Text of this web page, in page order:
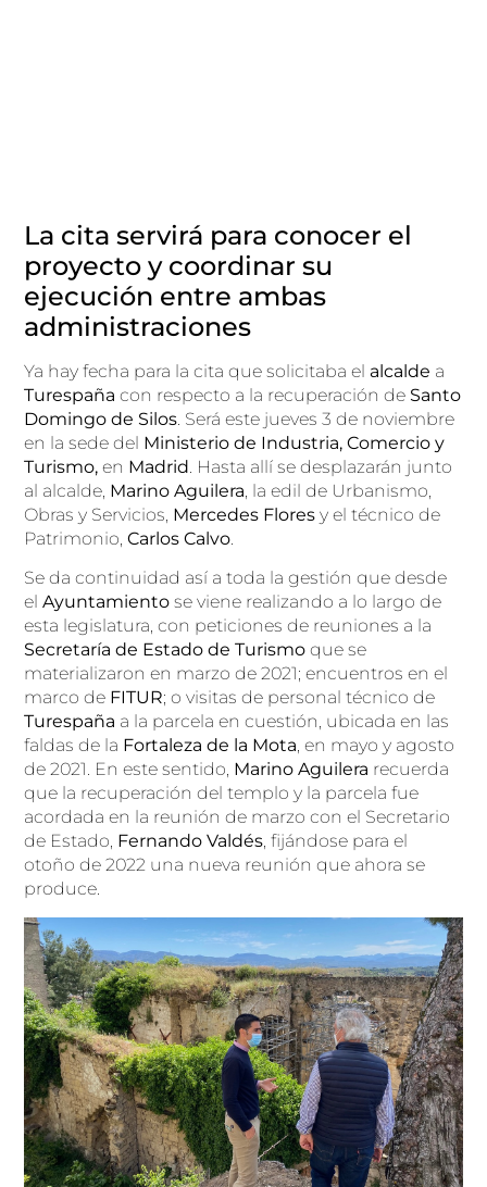
La cita servirá para conocer el
proyecto y coordinar su
ejecución entre ambas
administraciones
Ya hay fecha para la cita que solicitaba el alcalde a
Turespaña con respecto a la recuperación de Santo
Domingo de Silos. Será este jueves 3 de noviembre
en la sede del Ministerio de Industria, Comercio y
Turismo,en Madrid. Hasta allí se desplazarán junto
al alcalde, Marino Aguilera, la edil de Urbanismo,
Obras y Servicios, Mercedes Flores y el técnico de
Patrimonio,Carlos Calvo.
Se da continuidad así a toda la gestión que desde
elAyuntamiento se viene realizando a lo largo de
esta legislatura, con peticiones de reuniones a la
Secretaría de Estado de Turismo que se
materializaron en marzo de 2021; encuentros en el
marco de FITUR; o visitas de personal técnico de
Turespaña a la parcela en cuestión, ubicada en las
faldas de la Fortaleza de la Mota, en mayo y agosto
de 2021. En este sentido, Marino Aguilera recuerda
que la recuperación del templo y la parcela fue
acordada en la reunión de marzo con el Secretario
de Estado, Fernando Valdés, fijándose para el
otoño de 2022 una nueva reunión que ahora se
produce.